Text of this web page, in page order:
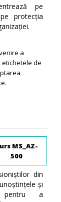
pe
protecția
a
de
MS_AZ-
500
din
și
pentru a